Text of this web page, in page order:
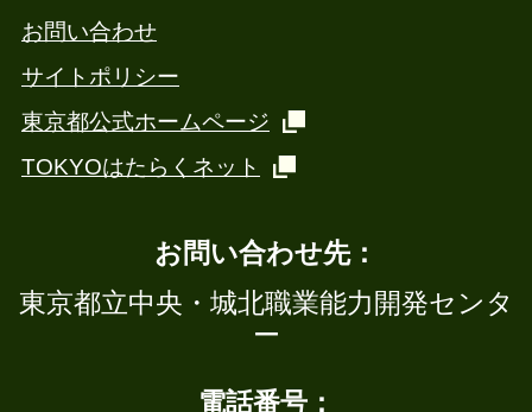
お問い合わせ
サイトポリシー
東京都公式ホームページ
TOKYOはたらくネット
お問い合わせ先：
東京都立中央・城北職業能力開発センタ
ー
電話番号：